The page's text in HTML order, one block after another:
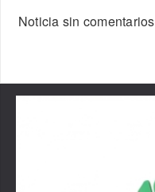
Noticia sin comentarios